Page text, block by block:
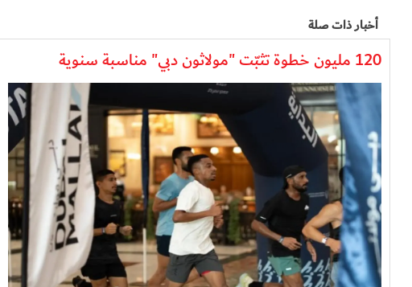
أخبار ذات صلة
120 مليون خطوة تثبّت "مولاثون دبي" مناسبة سنوية